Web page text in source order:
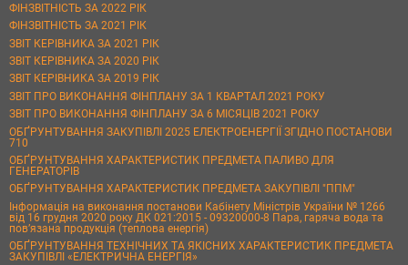
ФІНЗВІТНІСТЬ ЗА 2022 РІК
ФІНЗВІТНІСТЬ ЗА 2021 РІК
ЗВІТ КЕРІВНИКА ЗА 2021 РІК
ЗВІТ КЕРІВНИКА ЗА 2020 РІК
ЗВІТ КЕРІВНИКА ЗА 2019 РІК
ЗВІТ ПРО ВИКОНАННЯ ФІНПЛАНУ ЗА 1 КВАРТАЛ 2021 РОКУ
ЗВІТ ПРО ВИКОНАННЯ ФІНПЛАНУ ЗА 6 МІСЯЦІВ 2021 РОКУ
ОБҐРУНТУВАННЯ ЗАКУПІВЛІ 2025 ЕЛЕКТРОЕНЕРГІЇ ЗГІДНО ПОСТАНОВИ
710
ОБҐРУНТУВАННЯ ХАРАКТЕРИСТИК ПРЕДМЕТА ПАЛИВО ДЛЯ
ГЕНЕРАТОРІВ
ОБҐРУНТУВАННЯ ХАРАКТЕРИСТИК ПРЕДМЕТА ЗАКУПІВЛІ "ППМ"
Інформація на виконання постанови Кабінету Міністрів України № 1266
від 16 грудня 2020 року ДК 021:2015 - 09320000-8 Пара, гаряча вода та
пов’язана продукція (теплова енергія)
ОБҐРУНТУВАННЯ ТЕХНІЧНИХ ТА ЯКІСНИХ ХАРАКТЕРИСТИК ПРЕДМЕТА
ЗАКУПІВЛІ «ЕЛЕКТРИЧНА ЕНЕРГІЯ»